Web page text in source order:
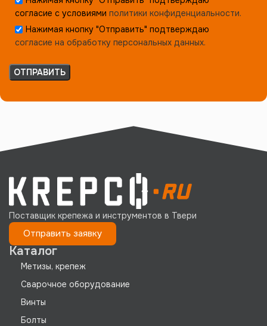
согласие с условиями политики конфиденциальности.
Нажимая кнопку "Отправить" подтверждаю
согласие на обработку персональных данных.
Поставщик крепежа и инструментов в Твери
Отправить заявку
Каталог
Метизы, крепеж
Сварочное оборудование
Винты
Болты